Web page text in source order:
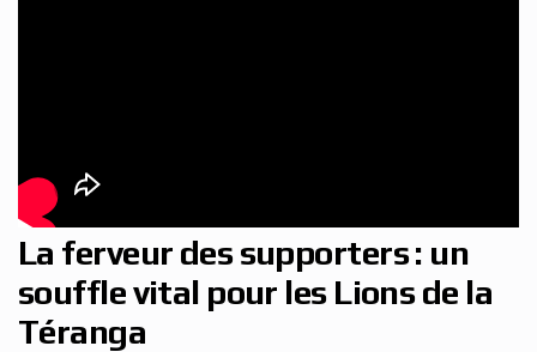
La ferveur des supporters : un
souffle vital pour les Lions de la
Téranga